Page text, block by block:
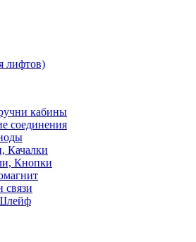
лифтов)
кабины
соединения
Качалки
Кнопки
связи